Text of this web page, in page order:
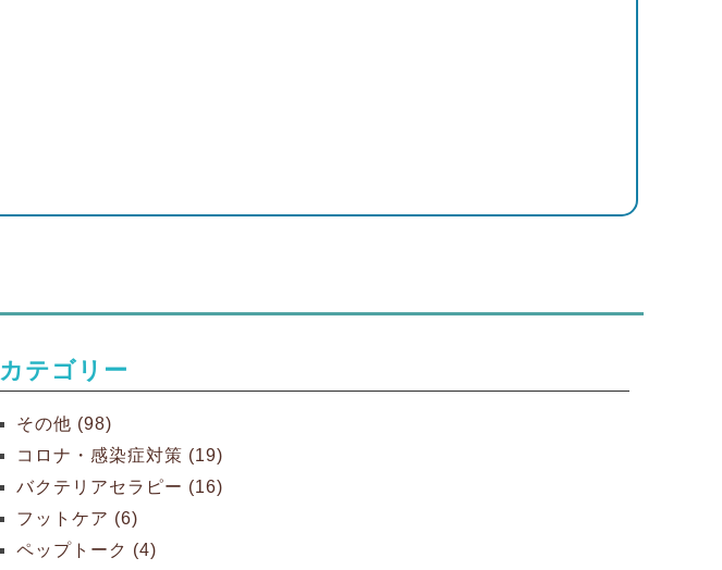
カテゴリー
その他 (98)
コロナ・感染症対策 (19)
バクテリアセラピー (16)
フットケア (6)
ペップトーク (4)